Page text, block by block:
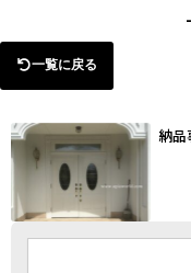
プ
一覧に戻る
納品